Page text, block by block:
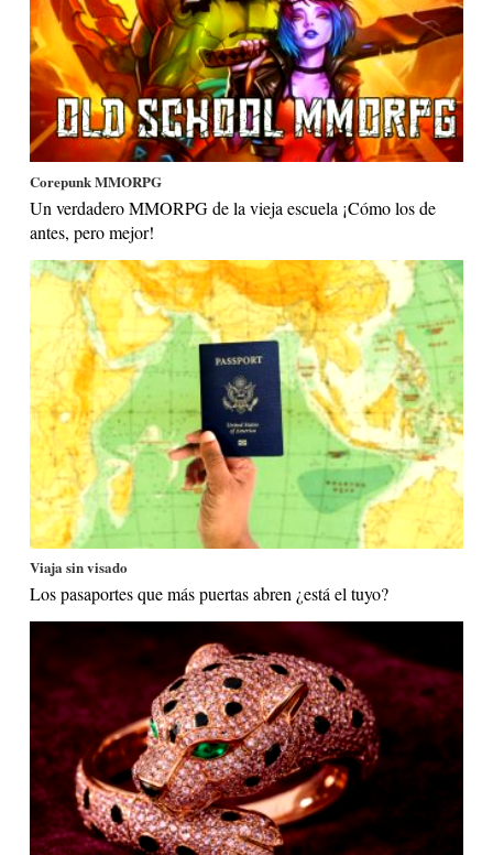
Corepunk MMORPG
Un verdadero MMORPG de la vieja escuela ¡Cómo los de
antes, pero mejor!
Viaja sin visado
Los pasaportes que más puertas abren ¿está el tuyo?